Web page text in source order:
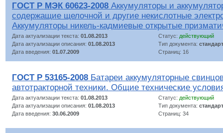
ГОСТ Р МЭК 60623-2008 Аккумуляторы и
содержащие щелочной и другие некислотные
Аккумуляторы никель-кадмиевые открытые
Дата актуализации текста: 01.08.2013 Статус: действующий
Дата актуализации описания: 01.08.2013 Тип документа: стандарт
Дата введения: 01.07.2009 Страниц: 16
ГОСТ Р 53165-2008 Батареи аккумуляторные
автотракторной техники. Общие технические
Дата актуализации текста: 01.08.2013 Статус: действующий
Дата актуализации описания: 01.08.2013 Тип документа: стандарт
Дата введения: 30.06.2009 Страниц: 34